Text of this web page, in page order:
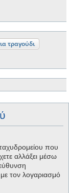
που
αλλάξει μέσω
τον λογαριασμό